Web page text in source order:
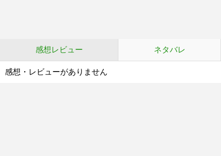
感想レビュー ネタバレ
感想・レビューがありません